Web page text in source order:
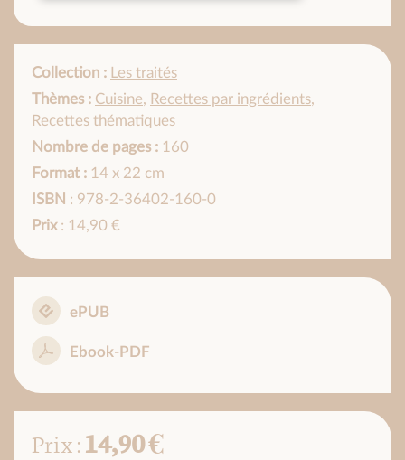
Collection : Les traités
Thèmes : Cuisine, Recettes par ingrédients,
Recettes thématiques
Nombre de pages : 160
Format : 14 x 22 cm
ISBN : 978-2-36402-160-0
Prix: 14,90 €
ePUB
Ebook-PDF
Prix :14,90 €